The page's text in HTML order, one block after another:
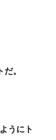
。
うにト